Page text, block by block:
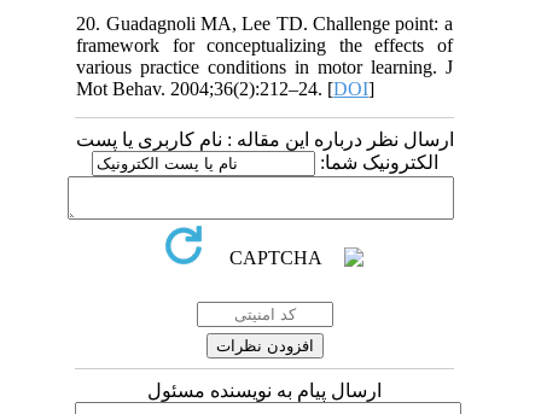
20. Guadagnoli MA, Lee TD. Challenge point: a
framework for conceptualizing the effects of
various practice conditions in motor learning. J
Mot Behav. 2004;36(2):212–24. [DOI
ارسال نظر درباره این مقاله : نام کاربری یا پست
الکترونیک شما:
ارسال پیام به نویسنده مسئول